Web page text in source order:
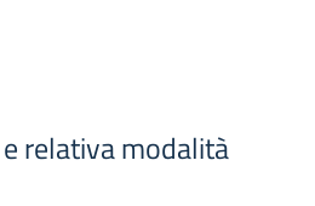
relativa modalità